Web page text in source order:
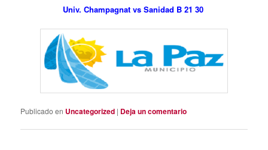
Univ. Champagnat vs Sanidad B 21 30
Publicado en Uncategorized | Deja un comentario